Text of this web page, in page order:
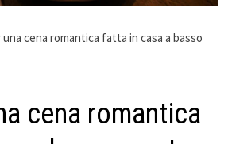
cena romantica fatta in casa a basso
cena romantica